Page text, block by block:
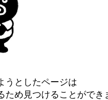
うとしたページは
ため見つけることができ